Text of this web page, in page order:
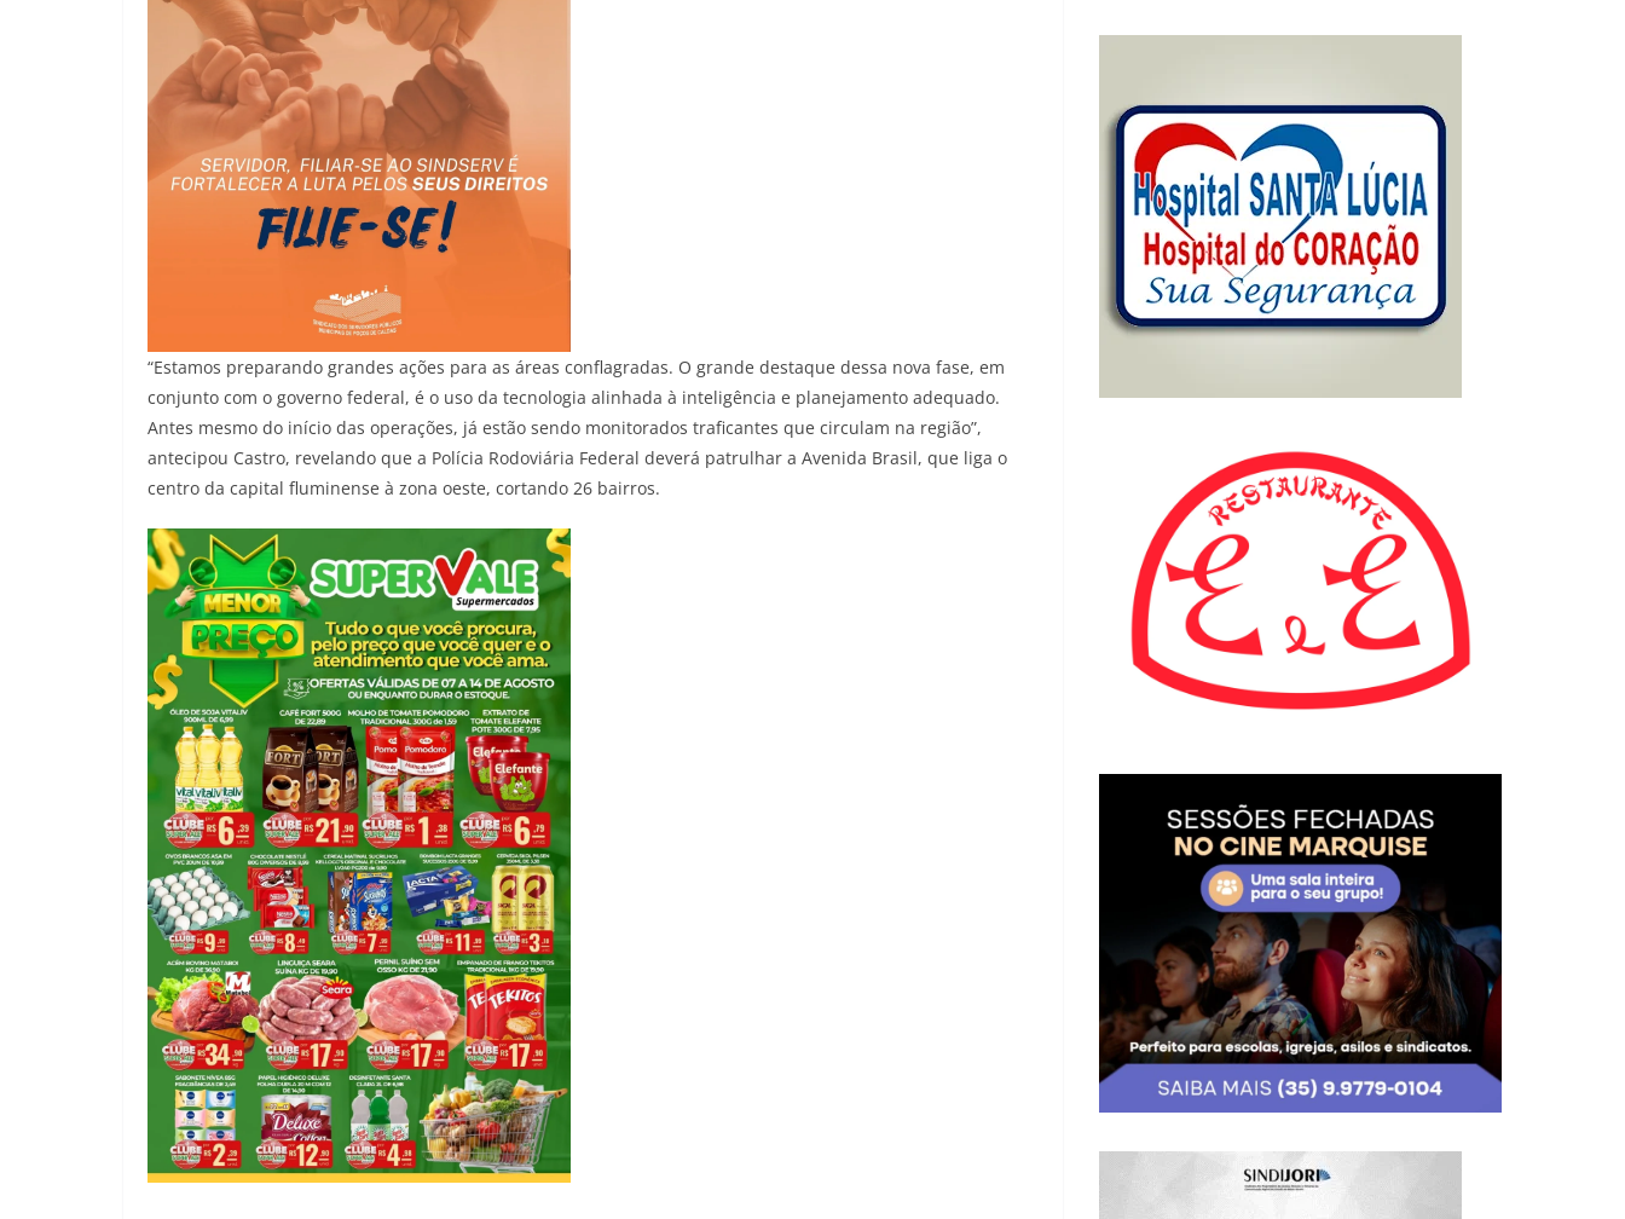
“Estamos preparando grandes ações para as áreas conflagradas. O grande destaque dessa nova fase, em
conjunto com o governo federal, é o uso da tecnologia alinhada à inteligência e planejamento adequado.
Antes mesmo do início das operações, já estão sendo monitorados traficantes que circulam na região”,
antecipou Castro, revelando que a Polícia Rodoviária Federal deverá patrulhar a Avenida Brasil, que liga o
centro da capital fluminense à zona oeste, cortando 26 bairros.